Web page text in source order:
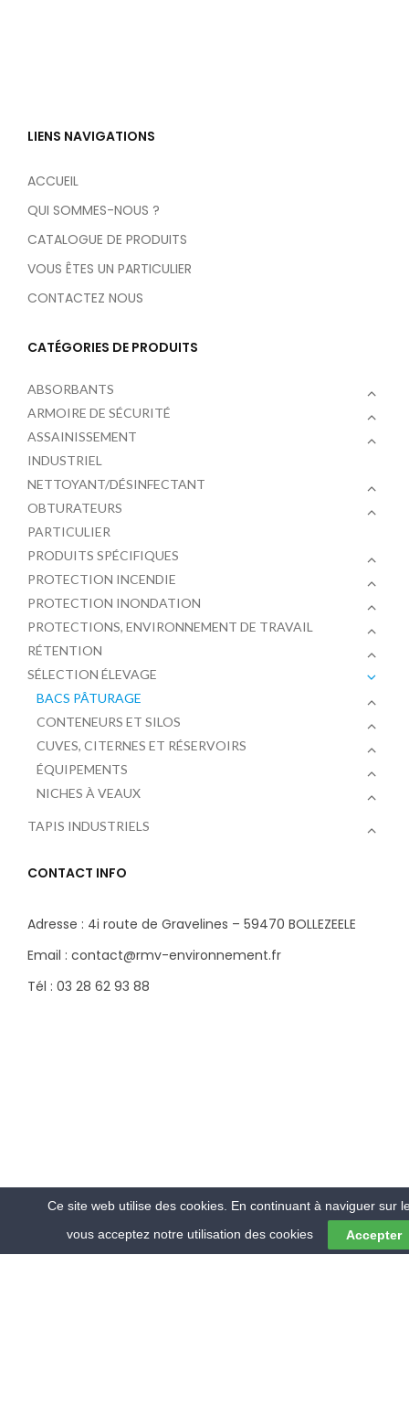
LIENS NAVIGATIONS
ACCUEIL
QUI SOMMES-NOUS ?
CATALOGUE DE PRODUITS
VOUS ÊTES UN PARTICULIER
CONTACTEZ NOUS
CATÉGORIES DE PRODUITS
ABSORBANTS
ARMOIRE DE SÉCURITÉ
ASSAINISSEMENT
INDUSTRIEL
NETTOYANT/DÉSINFECTANT
OBTURATEURS
PARTICULIER
PRODUITS SPÉCIFIQUES
PROTECTION INCENDIE
PROTECTION INONDATION
PROTECTIONS, ENVIRONNEMENT DE TRAVAIL
RÉTENTION
SÉLECTION ÉLEVAGE
BACS PÂTURAGE
CONTENEURS ET SILOS
CUVES, CITERNES ET RÉSERVOIRS
ÉQUIPEMENTS
NICHES À VEAUX
TAPIS INDUSTRIELS
CONTACT INFO
Adresse : 4i route de Gravelines – 59470 BOLLEZEELE
Email : contact@rmv-environnement.fr
Tél : 03 28 62 93 88
Ce site web utilise des cookies. En continuant à naviguer sur
vous acceptez notre utilisation des cookies
Accepter